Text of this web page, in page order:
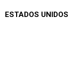
ESTADOS UNIDOS